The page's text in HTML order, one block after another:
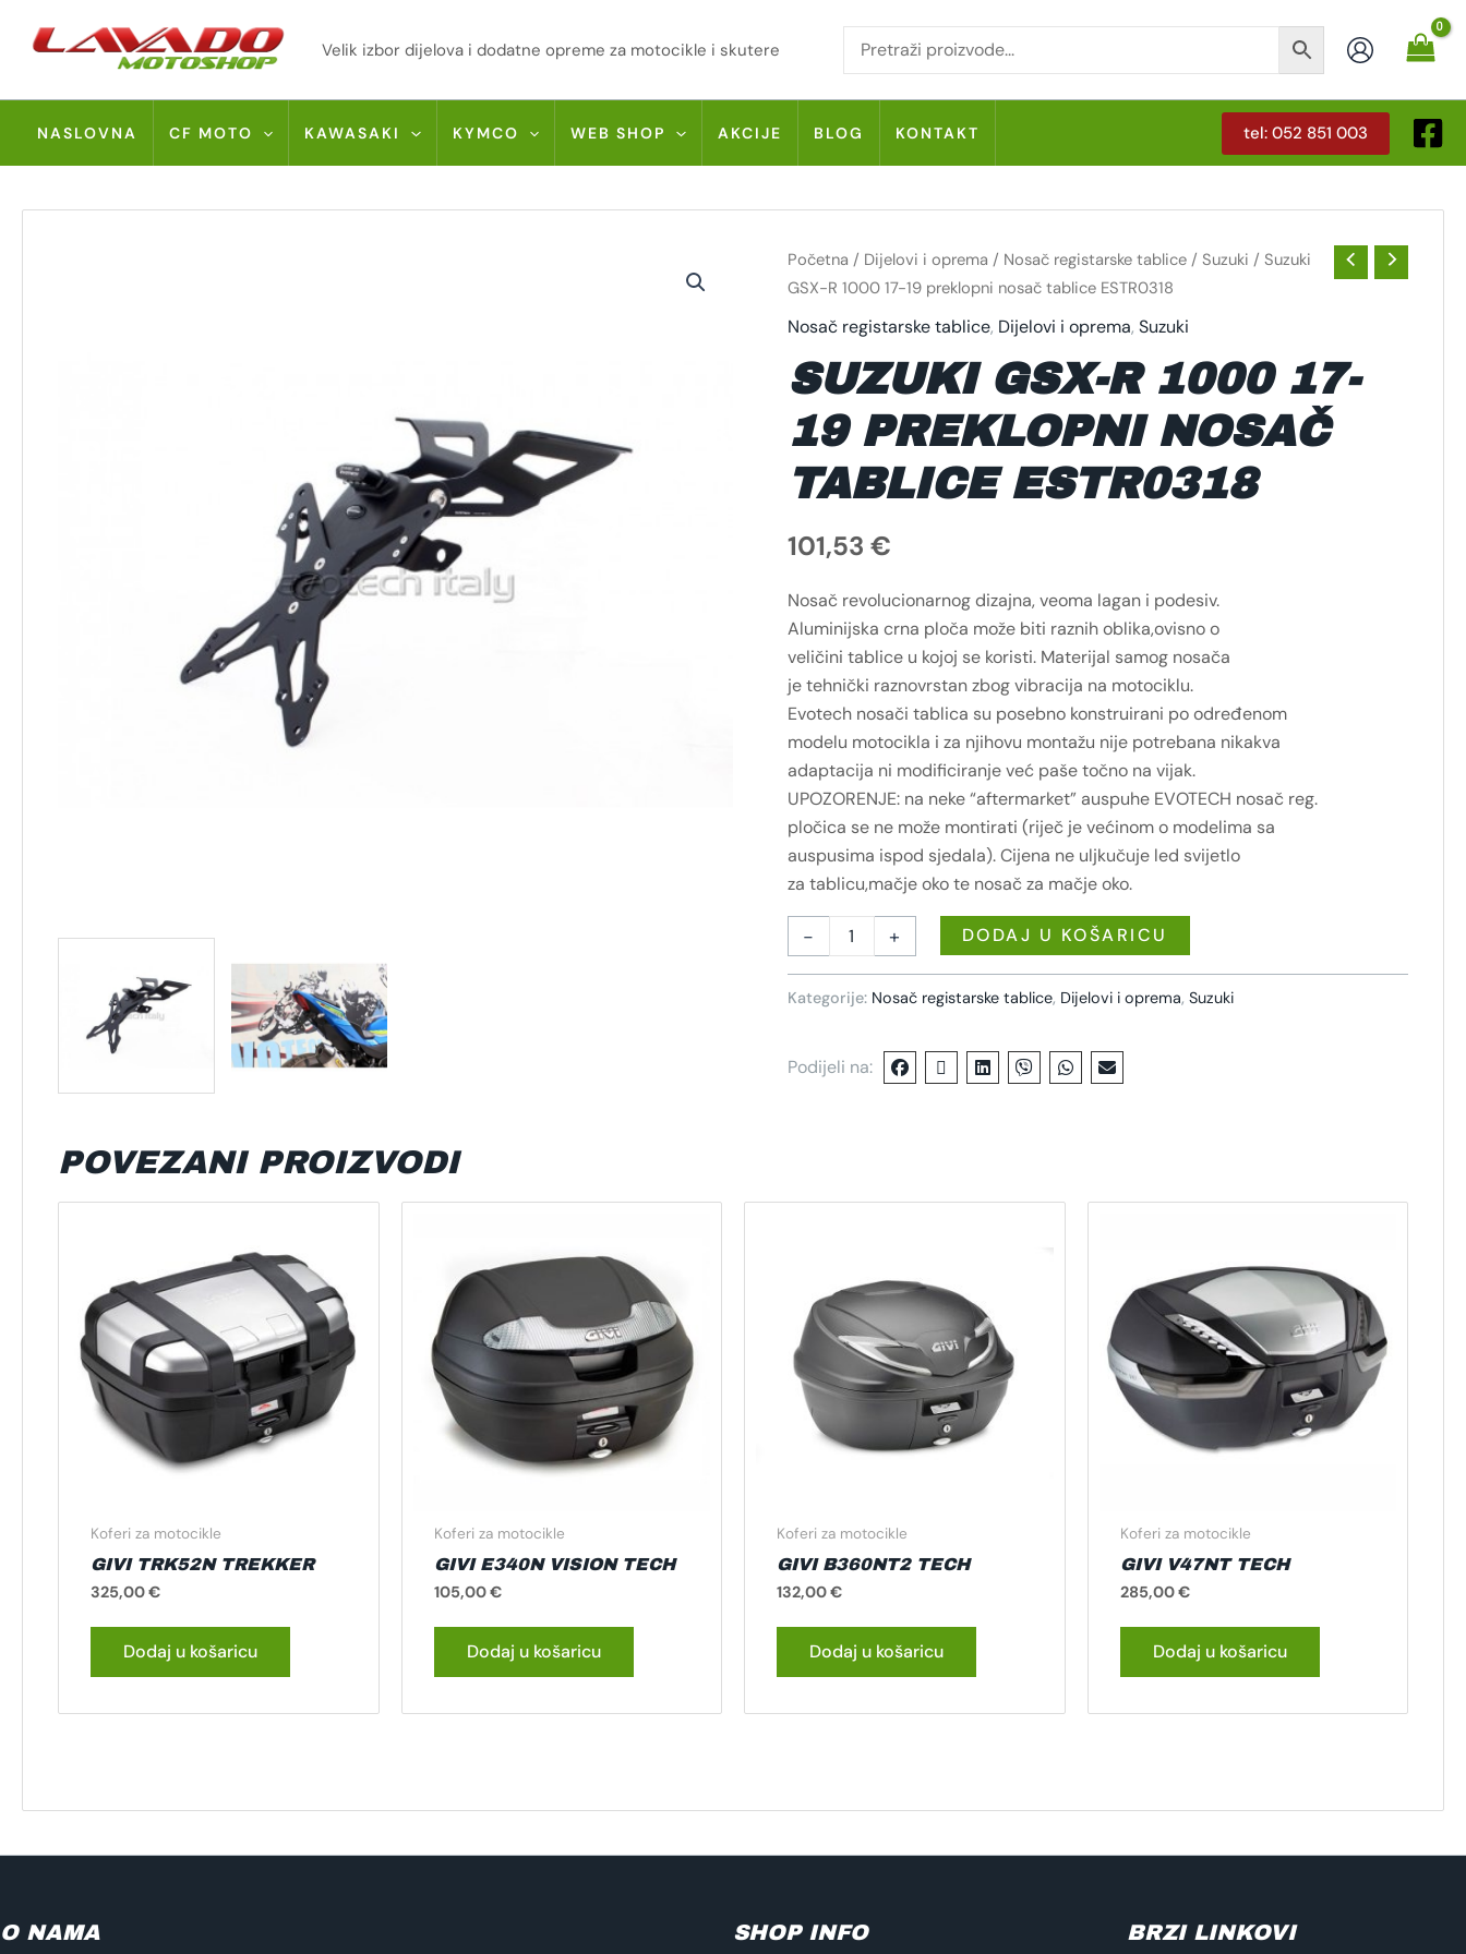
Velik izbor dijelova i dodatne opreme za motocikle i skutere
NASLOVNA CF MOTO KAWASAKI KYMCO WEB SHOP AKCIJE BLOG KONTAKT tel: 052 851 003
Početna / Dijelovi i oprema / Nosač registarske tablice/ Suzuki / Suzuki
GSX-R 1000 17-19 preklopni nosač tablice ESTR0318
Nosač registarske tablice, Dijelovi i oprema, Suzuki
SUZUKI GSX-R 1000 17-
19 PREKLOPNI NOSAČ
TABLICE ESTR0318
101,53 €
Nosač revolucionarnog dizajna, veoma lagan i podesiv.
Aluminijska crna ploča može biti raznih oblika,ovisno o
veličini tablice u kojoj se koristi. Materijal samog nosača
je tehnički raznovrstan zbog vibracija na motociklu.
Evotech nosači tablica su posebno konstruirani po određenom
modelu motocikla i za njihovu montažu nije potrebana nikakva
adaptacija ni modificiranje već paše točno na vijak.
UPOZORENJE: na neke “aftermarket” auspuhe EVOTECH nosač reg.
pločica se ne može montirati (riječ je većinom o modelima sa
auspusima ispod sjedala). Cijena ne uljkučuje led svijetlo
za tablicu,mačje oko te nosač za mačje oko.
-
SUZUKI
GSX-
R
17-
19
NOSAČ
TABLICE
ESTR0318
KOLIČINA
+ DODAJ U KOŠARICU
Kategorije: Nosač registarske tablice, Dijelovi i oprema, Suzuki
Podijeli na:
POVEZANI PROIZVODI
Koferi za motocikle
GIVI TRK52N TREKKER
325,00€
Dodaj u košaricu
Koferi za motocikle
GIVI E340N VISION TECH
105,00€
Dodaj u košaricu
Koferi za motocikle
GIVI B360NT2 TECH
132,00€
Dodaj u košaricu
Koferi za motocikle
GIVI V47NT TECH
285,00€
Dodaj u košaricu
O NAMA SHOP INFO BRZI LINKOVI